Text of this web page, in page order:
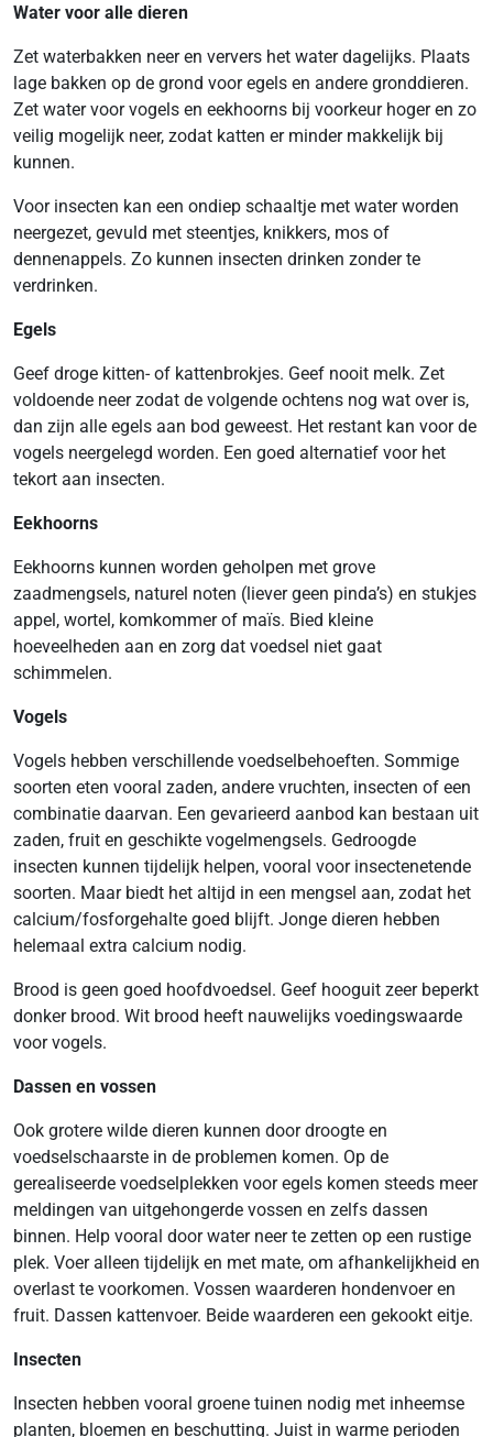
Water voor alle dieren
Zet waterbakken neer en ververs het water dagelijks. Plaats
lage bakken op de grond voor egels en andere gronddieren.
Zet water voor vogels en eekhoorns bij voorkeur hoger en zo
veilig mogelijk neer, zodat katten er minder makkelijk bij
kunnen.
Voor insecten kan een ondiep schaaltje met water worden
neergezet, gevuld met steentjes, knikkers, mos of
dennenappels. Zo kunnen insecten drinken zonder te
verdrinken.
Egels
Geef droge kitten- of kattenbrokjes. Geef nooit melk. Zet
voldoende neer zodat de volgende ochtens nog wat over is,
dan zijn alle egels aan bod geweest. Het restant kan voor de
vogels neergelegd worden. Een goed alternatief voor het
tekort aan insecten.
Eekhoorns
Eekhoorns kunnen worden geholpen met grove
zaadmengsels, naturel noten (liever geen pinda’s) en stukjes
appel, wortel, komkommer of maïs. Bied kleine
hoeveelheden aan en zorg dat voedsel niet gaat
schimmelen.
Vogels
Vogels hebben verschillende voedselbehoeften. Sommige
soorten eten vooral zaden, andere vruchten, insecten of een
combinatie daarvan. Een gevarieerd aanbod kan bestaan uit
zaden, fruit en geschikte vogelmengsels. Gedroogde
insecten kunnen tijdelijk helpen, vooral voor insectenetende
soorten. Maar biedt het altijd in een mengsel aan, zodat het
calcium/fosforgehalte goed blijft. Jonge dieren hebben
helemaal extra calcium nodig.
Brood is geen goed hoofdvoedsel. Geef hooguit zeer beperkt
donker brood. Wit brood heeft nauwelijks voedingswaarde
voor vogels.
Dassen en vossen
Ook grotere wilde dieren kunnen door droogte en
voedselschaarste in de problemen komen. Op de
gerealiseerde voedselplekken voor egels komen steeds meer
meldingen van uitgehongerde vossen en zelfs dassen
binnen. Help vooral door water neer te zetten op een rustige
plek. Voer alleen tijdelijk en met mate, om afhankelijkheid en
overlast te voorkomen. Vossen waarderen hondenvoer en
fruit. Dassen kattenvoer. Beide waarderen een gekookt eitje.
Insecten
Insecten hebben vooral groene tuinen nodig met inheemse
planten, bloemen en beschutting. Juist in warme perioden